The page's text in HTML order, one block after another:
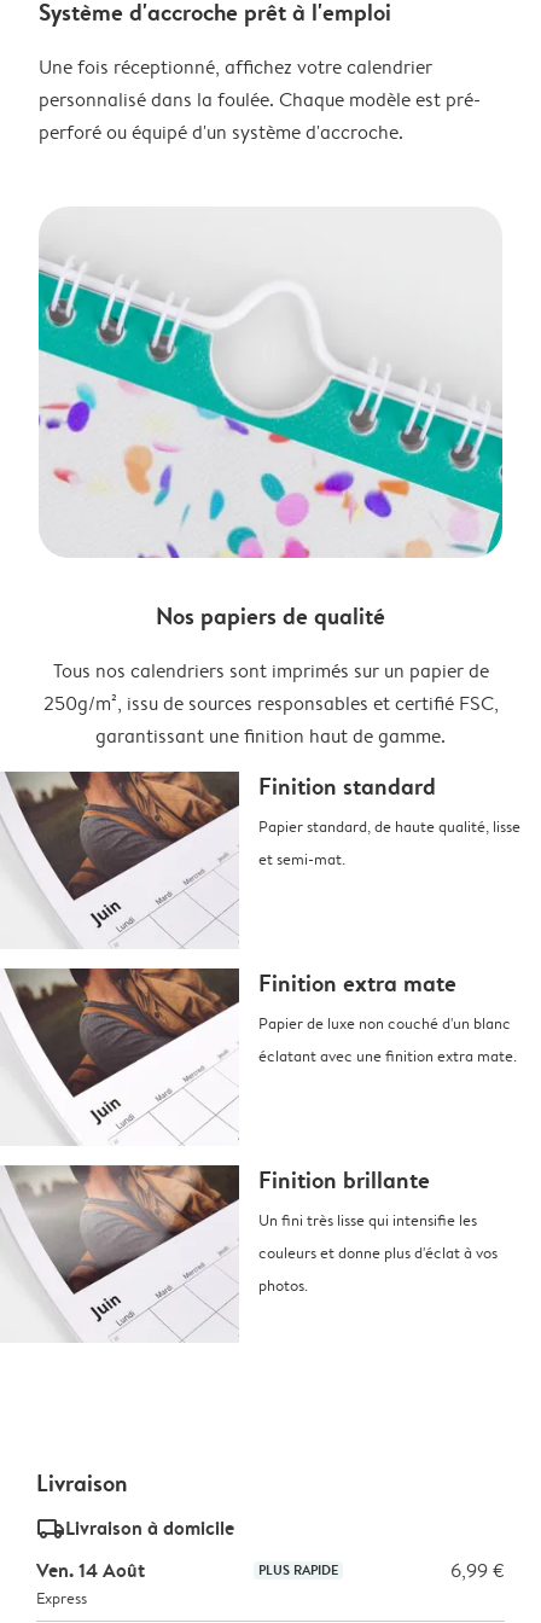
Système d'accroche prêt à l'emploi
Une fois réceptionné, affichez votre calendrier
personnalisé dans la foulée. Chaque modèle est pré-
perforé ou équipé d'un système d'accroche.
Nos papiers de qualité
Tous nos calendriers sont imprimés sur un papier de
250g/m², issu de sources responsables et certifié FSC,
garantissant une finition haut de gamme.
Finition standard
Papier standard, de haute qualité, lisse
et semi-mat.
Finition extra mate
Papier de luxe non couché d'un blanc
éclatant avec une finition extra mate.
Finition brillante
Un fini très lisse qui intensifie les
couleurs et donne plus d'éclat à vos
photos.
Livraison
delivery_standard_v2Livraison à domicile
Ven. 14 Août
PLUS RAPIDE 6,99 €
Express